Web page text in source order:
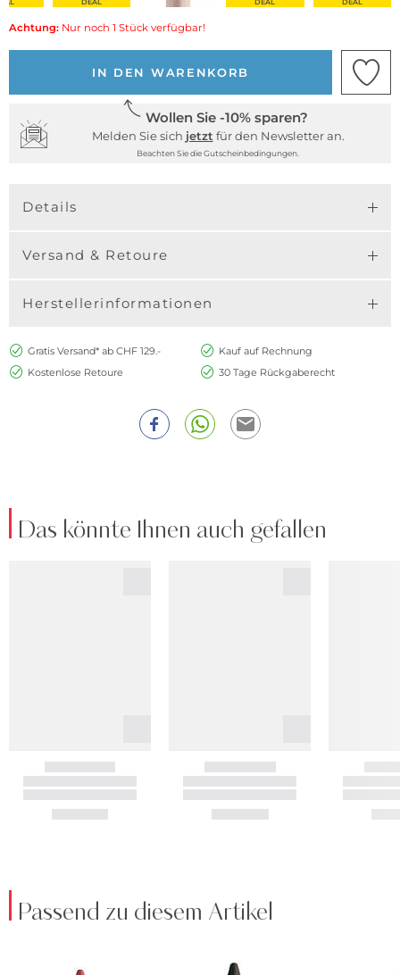
Achtung: Nur noch 1 Stück verfügbar!
IN DEN WARENKORB
Wollen Sie -10% sparen?
Melden Sie sich jetzt für den Newsletter an.
Beachten Sie die Gutscheinbedingungen.
Details
Versand & Retoure
Herstellerinformationen
Gratis Versand* ab CHF 129.-
Kauf auf Rechnung
Kostenlose Retoure
30 Tage Rückgaberecht
Das könnte Ihnen auch gefallen
Passend zu diesem Artikel